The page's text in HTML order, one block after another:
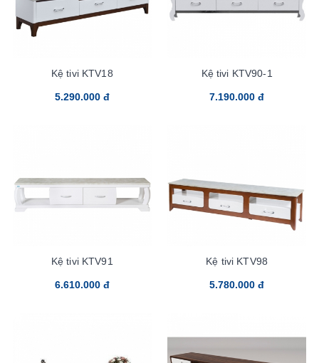
Kệ tivi KTV18
5.290.000 đ
Kệ tivi KTV90-1
7.190.000 đ
Kệ tivi KTV91
6.610.000 đ
Kệ tivi KTV98
5.780.000 đ